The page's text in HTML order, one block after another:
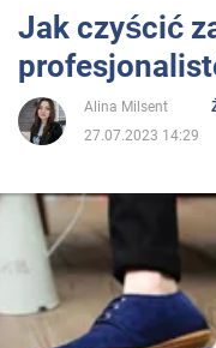
Sport
Rozrywka
Polityka
Społeczeństwo
Jak czyścić
Alina Milsent
27.07.2023 14:29